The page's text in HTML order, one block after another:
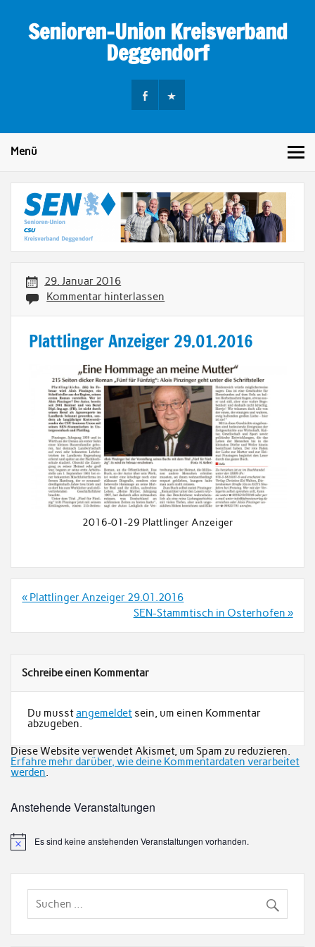
contentSenioren-Union Kreisverband
Deggendorf
Menü
29. Januar 2016
Kommentar hinterlassen
Plattlinger Anzeiger 29.01.2016
2016-01-29 Plattlinger Anzeiger
Beitrags-
« Plattlinger Anzeiger 29.01.2016
SEN-Stammtisch in Osterhofen »
Schreibe einen Kommentar
Du musstangemeldetsein, um einen Kommentar
abzugeben.
Diese Website verwendet Akismet, um Spam zu reduzieren.
Erfahre mehr darüber, wie deine Kommentardaten verarbeitet
werden.
Anstehende Veranstaltungen
Es sind keine anstehenden Veranstaltungen vorhanden.